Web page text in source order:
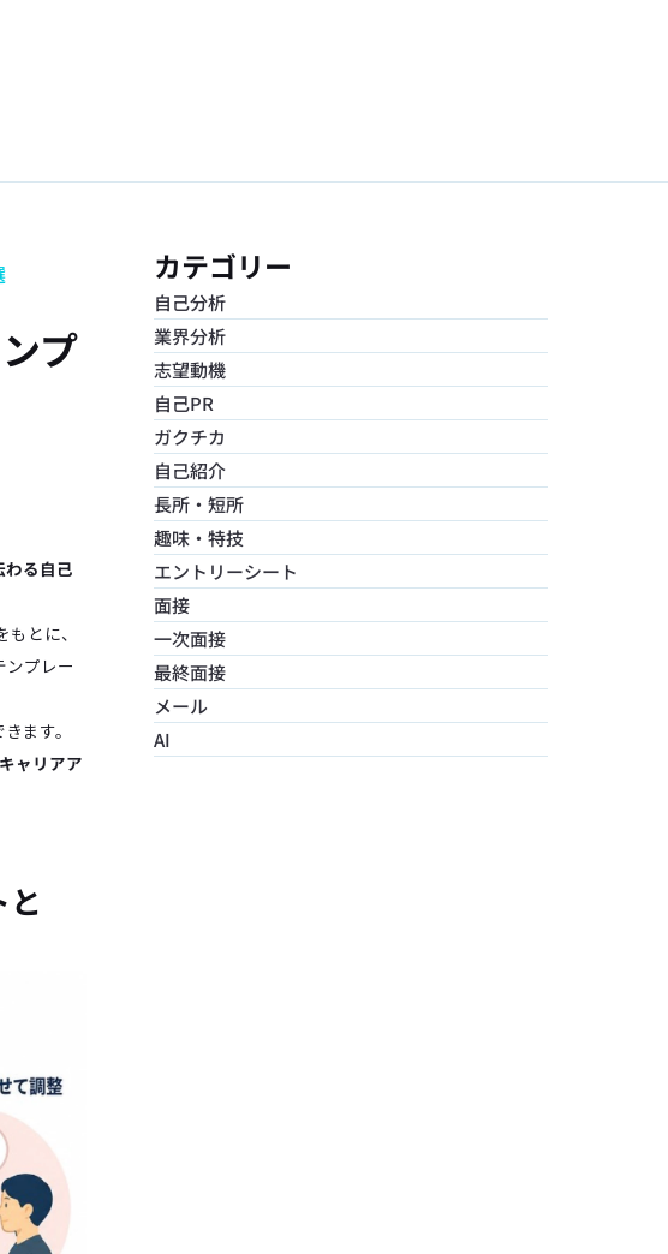
プ
る自己
とに、
プレー
ます。
ャリアア
カテゴリー
自己分析
業界分析
志望動機
自己PR
ガクチカ
自己紹介
長所・短所
趣味・特技
エントリーシート
面接
一次面接
最終面接
メール
AI